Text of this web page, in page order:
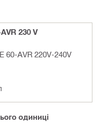
230 V
60-AVR 220V-240V
одиниці